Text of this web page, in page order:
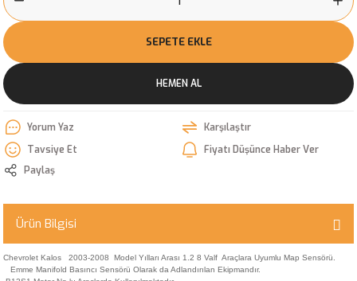
SEPETE EKLE
HEMEN AL
Yorum Yaz
Karşılaştır
Tavsiye Et
Fiyatı Düşünce Haber Ver
Paylaş
Ürün Bilgisi
Chevrolet Kalos 2003-2008 Model Yılları Arası 1.2 8 Valf Araçlara Uyumlu Map Sensörü.
Emme Manifold Basıncı Sensörü Olarak da Adlandırılan Ekipmandır.